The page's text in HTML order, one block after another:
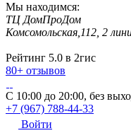
Мы находимся:
ТЦ ДомПроДом
Комсомольская,112, 2
Рейтинг 5.0 в 2гис
80+ отзывов
С 10:00 до 20:00, без
+7 (967) 788-44-33
Войти